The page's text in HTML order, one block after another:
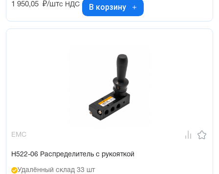
1 950,05 ₽/штс НДС В корзину
EMC
H522-06 Распределитель с рукояткой
Удалённый склад 33 шт